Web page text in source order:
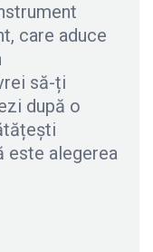
care aduce
să-ți
după o
este alegerea